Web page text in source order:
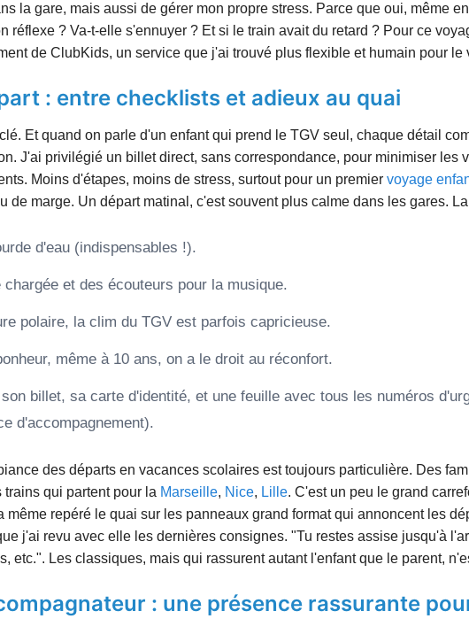
la gare, mais aussi de gérer mon propre stress. Parce que oui, même
réflexe ? Va-t-elle s'ennuyer ? Et si le train avait du retard ? Pour ce
de ClubKids, un service que j'ai trouvé plus flexible et humain pour le
: entre checklists et adieux au quai
Et quand on parle d'un enfant qui prend le TGV seul, chaque détail
J'ai privilégié un billet direct, sans correspondance, pour minimiser les
Moins d'étapes, moins de stress, surtout pour un premier voyage
de marge. Un départ matinal, c'est souvent plus calme dans les gares.
d'eau (indispensables !).
et des écouteurs pour la musique.
polaire, la clim du TGV est parfois capricieuse.
même à 10 ans, on a le droit au réconfort.
billet, sa carte d'identité, et une feuille avec tous les numéros
d'accompagnement).
des départs en vacances scolaires est toujours particulière. Des
qui partent pour la Marseille, Nice, Lille. C'est un peu le grand
même repéré le quai sur les panneaux grand format qui annoncent les
j'ai revu avec elle les dernières consignes. "Tu restes assise jusqu'à
etc.". Les classiques, mais qui rassurent autant l'enfant que le parent,
: une présence rassurante